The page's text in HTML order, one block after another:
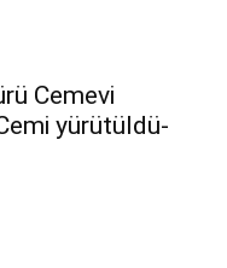
Cemevi
yürütüldü-